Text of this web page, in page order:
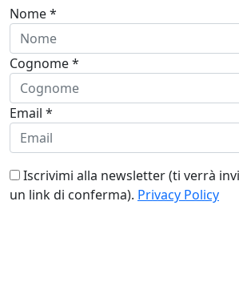
Nome *
Cognome *
Email *
Iscrivimi alla newsletter (ti verrà
un link di conferma). Privacy Policy